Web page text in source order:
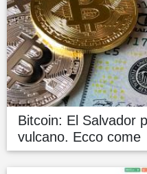
Bitcoin: El Salvador
vulcano. Ecco come